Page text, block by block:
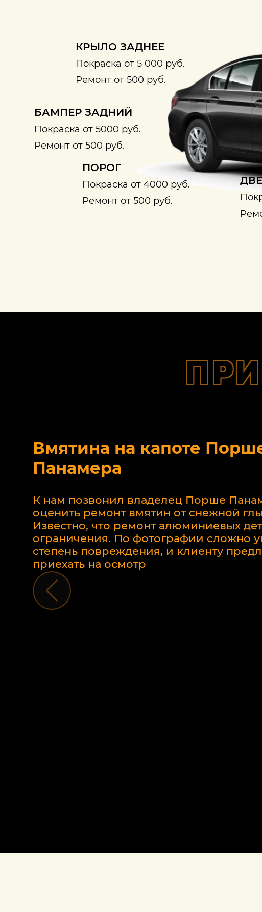
КРЫЛО ЗАДНЕЕ
Покраска от 5 000 руб.
Ремонт от 500 руб.
БАМПЕР ЗАДНИЙ
Покраска от 5000 руб.
Ремонт от 500 руб.
ПОРОГ
Покраска от 4000 руб.
Ремонт от 500 руб.
Вмятина на капоте
Панамера
К нам позвонил владелец Порше
оценить ремонт вмятин от снежной
Известно, что ремонт алюминиевых
ограничения. По фотографии сложно
степень повреждения, и клиенту
приехать на осмотр